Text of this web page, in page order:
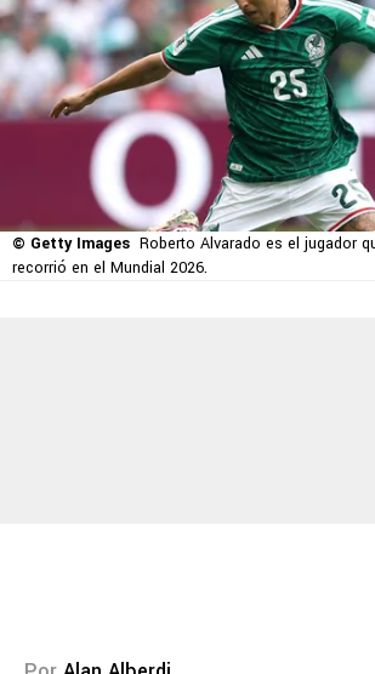
© Getty Images Roberto Alvarado es el jugador
recorrió en el Mundial 2026.